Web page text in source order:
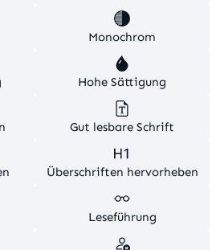
Rechte vorbehalten. Theme by
Innovations
Monochrom
Hohe Sättigung
Gut lesbare Schrift
Überschriften hervorheben
Leseführung
Cookies, um eine bestmögliche
können.
Nur technisch notwendige